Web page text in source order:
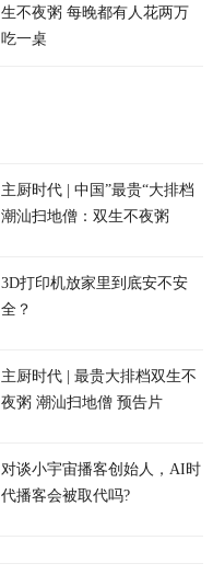
生不夜粥 每晚都有人花两万
吃一桌
主厨时代 | 中国”最贵“大排档
潮汕扫地僧：双生不夜粥
3D打印机放家里到底安不安
全？
主厨时代 | 最贵大排档双生不
夜粥 潮汕扫地僧 预告片
对谈小宇宙播客创始人，AI时
代播客会被取代吗?